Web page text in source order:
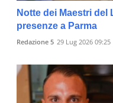
Notte dei Maestri del
presenze a Parma
Redazione 5 29 Lug 2026 09:25